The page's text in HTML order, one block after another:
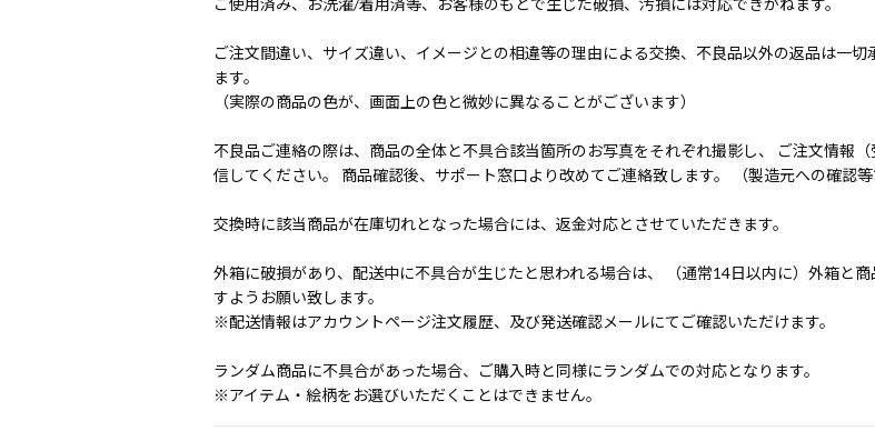
ご使用済み、お洗濯/着用済等、お客様のもとで生じた破損、汚損には対応できかねます。
ご注文間違い、サイズ違い、イメージとの相違等の理由による交換、不良品以外の返品は一
ます。
（実際の商品の色が、画面上の色と微妙に異なることがございます）
不良品ご連絡の際は、商品の全体と不具合該当箇所のお写真をそれぞれ撮影し、 ご注文情報
信してください。 商品確認後、サポート窓口より改めてご連絡致します。 （製造元への確認
交換時に該当商品が在庫切れとなった場合には、返金対応とさせていただきます。
外箱に破損があり、配送中に不具合が生じたと思われる場合は、 （通常14日以内に）外箱と
すようお願い致します。
※配送情報はアカウントページ注文履歴、及び発送確認メールにてご確認いただけます。
ランダム商品に不具合があった場合、ご購入時と同様にランダムでの対応となります。
※アイテム・絵柄をお選びいただくことはできません。